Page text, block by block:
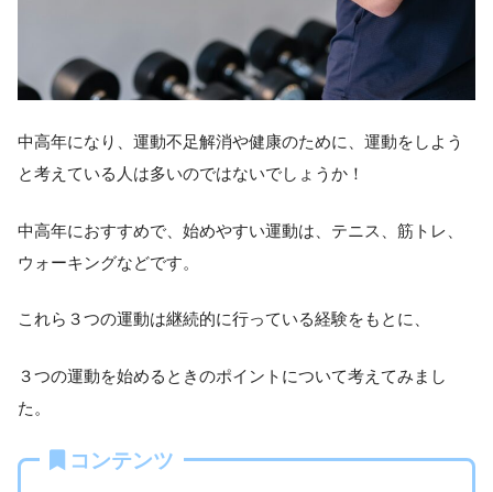
中高年になり、運動不足解消や健康のために、運動をしよう
と考えている人は多いのではないでしょうか！
中高年におすすめで、始めやすい運動は、テニス、筋トレ、
ウォーキングなどです。
これら３つの運動は継続的に行っている経験をもとに、
３つの運動を始めるときのポイントについて考えてみまし
た。
コンテンツ